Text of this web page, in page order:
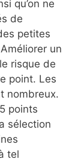
qu’on ne
de
petites
un
risque de
point. Les
nombreux.
points
sélection
tel